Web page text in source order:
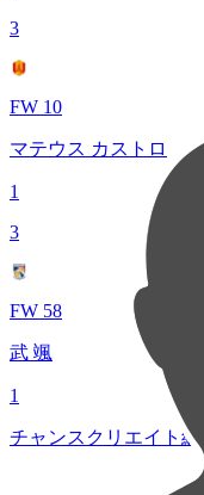
3
FW 10
マテウス カストロ
1
3
FW 58
武 颯
1
チャンスクリエイト総